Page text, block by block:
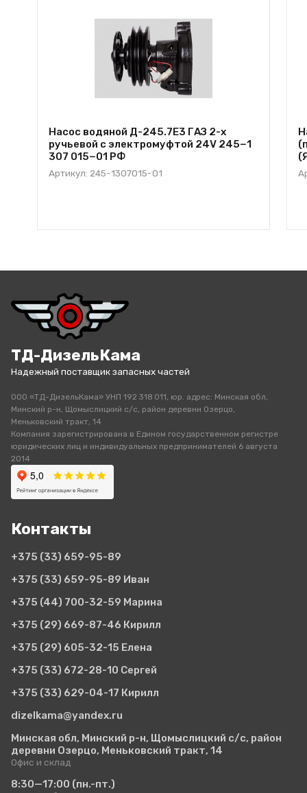
Насос водяной Д-245.7Е3 ГАЗ 2-х
ручьевой с электромуфтой 24V 245−1
307 015−01 РФ
Артикул: 245-1307015-01
ТД-ДизельКама
Надежный поставщик запасных частей
ООО «ТД-ДизельКама» УНП 192 318 011, юр. адрес: Минская обл,
Минский р-н, Щомыслицкий с/с, район деревни Озерцо,
Меньковский тракт, 14
Компания зарегистрирована в Едином государственном регистре
юридических лиц и индивидуальных предпринимателей 6 августа
2014
Контакты
+375 (33) 659-95-89
+375 (33) 659-95-89 Иван
+375 (44) 700-32-59 Марина
+375 (29) 669-87-46 Кирилл
+375 (29) 605-32-15 Елена
+375 (33) 672-28-10 Сергей
+375 (33) 629-04-17 Кирилл
dizelkama@yandex.ru
Минская обл, Минский р-н, Щомыслицкий с/с, район
деревни Озерцо, Меньковский тракт, 14
Офис и склад
8:30—17:00 (пн.-пт.)